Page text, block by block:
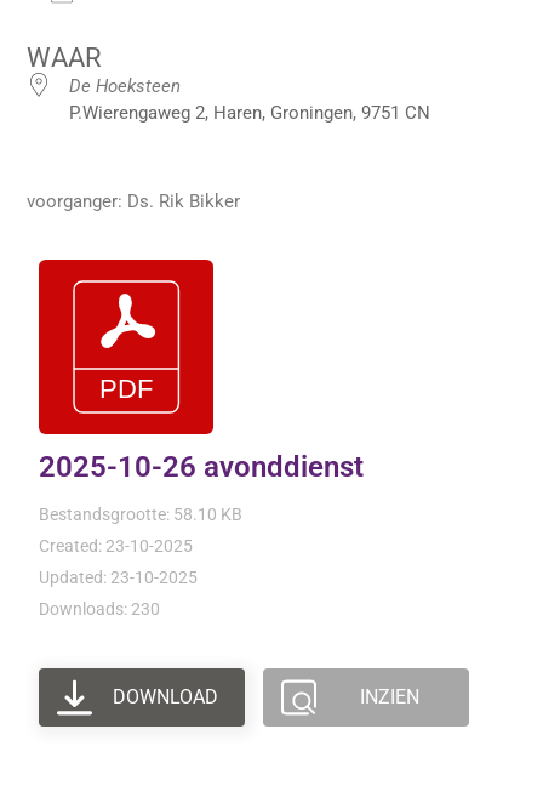
WAAR
De Hoeksteen
P.Wierengaweg 2, Haren, Groningen, 9751 CN
voorganger: Ds. Rik Bikker
2025-10-26 avonddienst
Bestandsgrootte: 58.10 KB
Created: 23-10-2025
Updated: 23-10-2025
Downloads: 230
DOWNLOAD INZIEN